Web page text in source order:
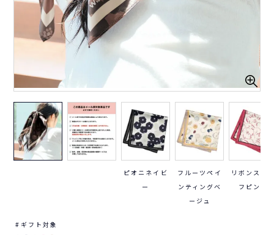
ピオニネイビ
ー
フルーツペイ
ンティングベ
ージュ
リボンスカ
フピンク
ギフト対象